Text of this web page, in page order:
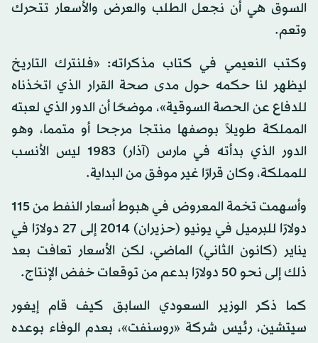
السوق هي أن نجعل الطلب والعرض والأسعار تتحرك
وتعم.
وكتب النعيمي في كتاب مذكراته: «فلنترك التاريخ
ليظهر لنا حكمه حول مدى صحة القرار الذي اتخذناه
للدفاع عن الحصة السوقية»، موضحًا أن الدور الذي لعبته
المملكة طويلاً بوصفها منتجا مرجحا أو متمما، وهو
الدور الذي بدأته في مارس (آذار) 1983 ليس الأنسب
للمملكة، وكان قرارًا غير موفق من البداية.
وأسهمت تخمة المعروض في هبوط أسعار النفط من 115
دولارًا للبرميل في يونيو (حزيران) 2014 إلى 27 دولارًا في
يناير (كانون الثاني) الماضي، لكن الأسعار تعافت بعد
ذلك إلى نحو 50 دولارًا بدعم من توقعات خفض الإنتاج.
كما ذكر الوزير السعودي السابق كيف قام إيغور
سيتشين، رئيس شركة «روسنفت»، بعدم الوفاء بوعده